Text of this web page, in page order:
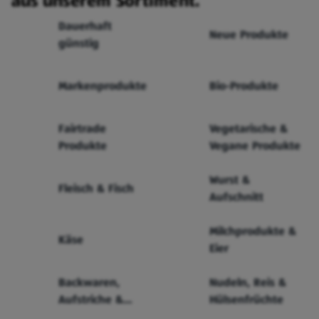
Dauerhaft
günstig
Neue Produkte
Markenprodukte Bio-Produkte
Fairtrade
Produkte
Vegetarische &
Vegane Produkte
Fleisch & Fisch
Wurst &
Aufschnitt
Käse
Milchprodukte &
Eier
Backwaren,
Aufstriche &
Nudeln, Reis &
Hülsenfrüchte